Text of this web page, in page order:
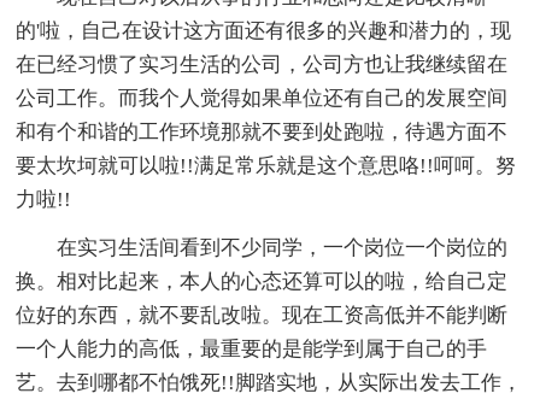
的'啦，自己在设计这方面还有很多的兴趣和潜力的，现
在已经习惯了实习生活的公司，公司方也让我继续留在
公司工作。而我个人觉得如果单位还有自己的发展空间
和有个和谐的工作环境那就不要到处跑啦，待遇方面不
要太坎坷就可以啦!!满足常乐就是这个意思咯!!呵呵。努
力啦!!
在实习生活间看到不少同学，一个岗位一个岗位的
换。相对比起来，本人的心态还算可以的啦，给自己定
位好的东西，就不要乱改啦。现在工资高低并不能判断
一个人能力的高低，最重要的是能学到属于自己的手
艺。去到哪都不怕饿死!!脚踏实地，从实际出发去工作，